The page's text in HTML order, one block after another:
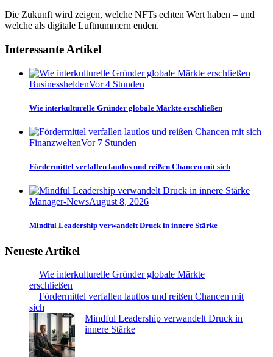
Die Zukunft wird zeigen, welche NFTs echten Wert haben – und
welche als digitale Luftnummern enden.
Interessante Artikel
BusinessheldenVor 4 Stunden
Wie interkulturelle Gründer globale Märkte erschließen
FinanzweltenVor 7 Stunden
Fördermittel verfallen lautlos und reißen Chancen mit sich
Manager-NewsAugust 8, 2026
Mindful Leadership verwandelt Druck in innere Stärke
Neueste Artikel
Wie interkulturelle Gründer globale Märkte
erschließen
Fördermittel verfallen lautlos und reißen Chancen mit
sich
Mindful Leadership verwandelt Druck in
innere Stärke